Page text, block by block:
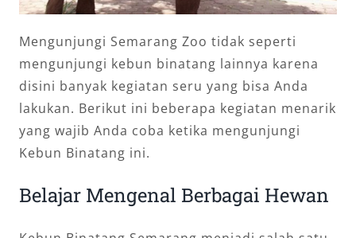
Mengunjungi Semarang Zoo tidak seperti
mengunjungi kebun binatang lainnya karena
disini banyak kegiatan seru yang bisa Anda
lakukan. Berikut ini beberapa kegiatan menarik
yang wajib Anda coba ketika mengunjungi
Kebun Binatang ini.
Belajar Mengenal Berbagai Hewan